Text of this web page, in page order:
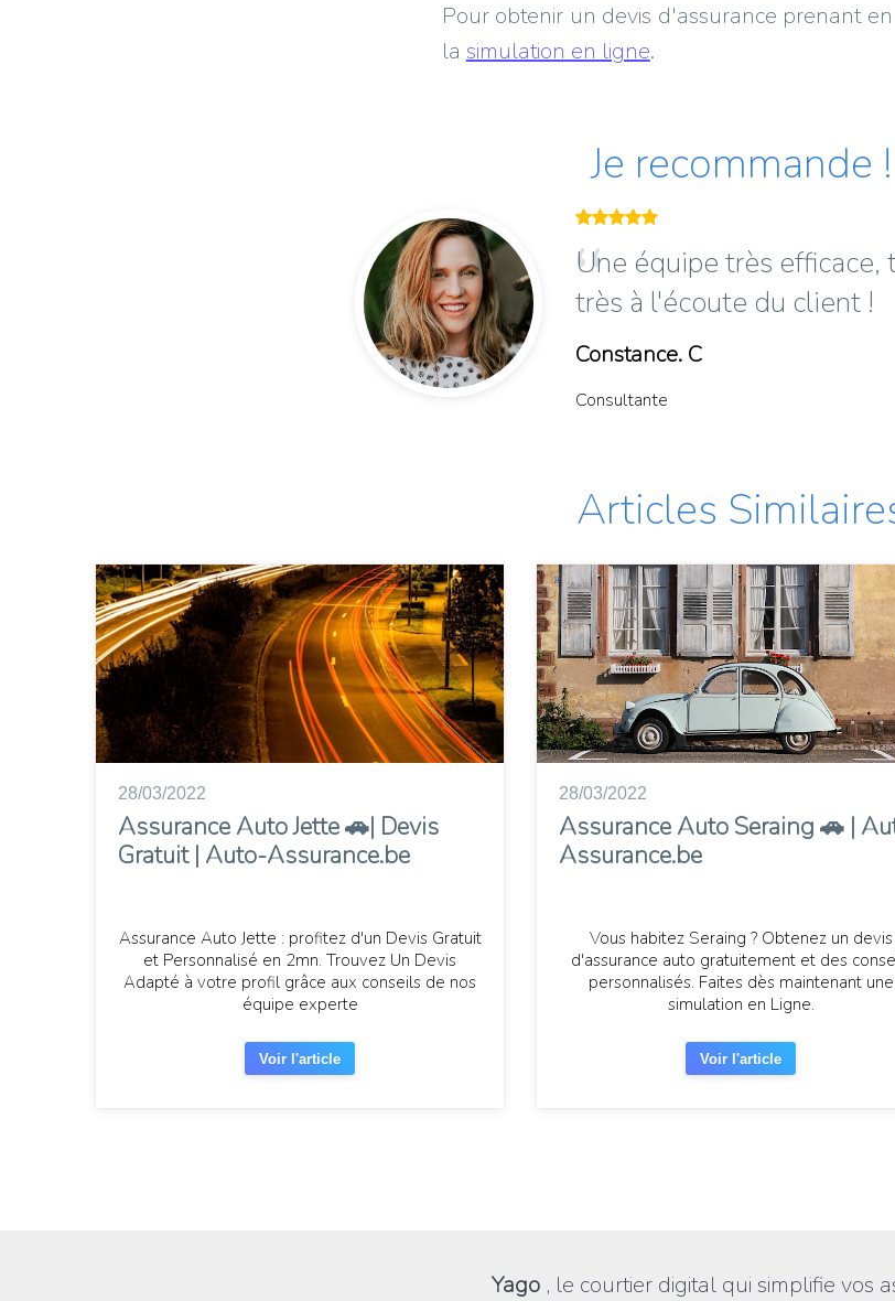
Pour obtenir un devis d'assurance prenant
la simulation en ligne.
Je recommande !
Une équipe très efficace,
très à l'écoute du client !
Constance. C
Consultante
Articles
28/03/2022
Assurance Auto Jette 🚗| Devis
Gratuit | Auto-Assurance.be
Assurance Auto Jette : profitez d'un Devis Gratuit
et Personnalisé en 2mn. Trouvez Un Devis
Adapté à votre profil grâce aux conseils de nos
équipe experte
Voir l'article
28/03/2022
Assurance Auto Seraing 🚗 |
Assurance.be
Vous habitez Seraing ? Obtenez un devis
d'assurance auto gratuitement et des
personnalisés. Faites dès maintenant une
simulation en Ligne.
Voir l'article
Yago , le courtier digital qui simplifie vos